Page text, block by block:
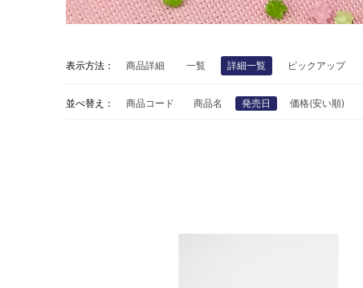
表示方法： 商品詳細 一覧 詳細一覧 ピックアップ
並べ替え： 商品コード 商品名 発売日 価格(安い順)